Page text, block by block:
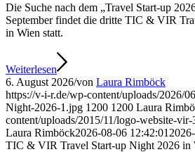
Die Suche nach dem „Travel Start-up
September findet die dritte TIC & VIR
in Wien statt.
Weiterlesen
6. August 2026/von Laura Rimböck
https://v-i-r.de/wp-content/uploads/2026/
Night-2026-1.jpg 1200 1200 Laura
content/uploads/2015/11/logo-website-
Laura Rimböck2026-08-06 12:42:01
TIC & VIR Travel Start-up Night 2026 in